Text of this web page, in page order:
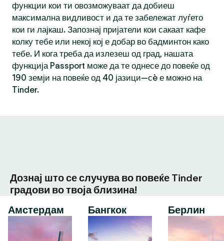
функции кои ти овозможуваат да добиеш
максимална видливост и да те забележат луѓето
кои ги лајкаш. Запознај пријатели кои сакаат кафе
колку тебе или некој кој е добар во бадминтон како
тебе. И кога треба да излезеш од град, нашата
функција Passport може да те однесе до повеќе од
190 земји на повеќе од 40 јазици—сè е можно на
Tinder.
Дознај што се случува во повеќе Tinder
градови во твоја близина!
Амстердам
Бангкок Берлин